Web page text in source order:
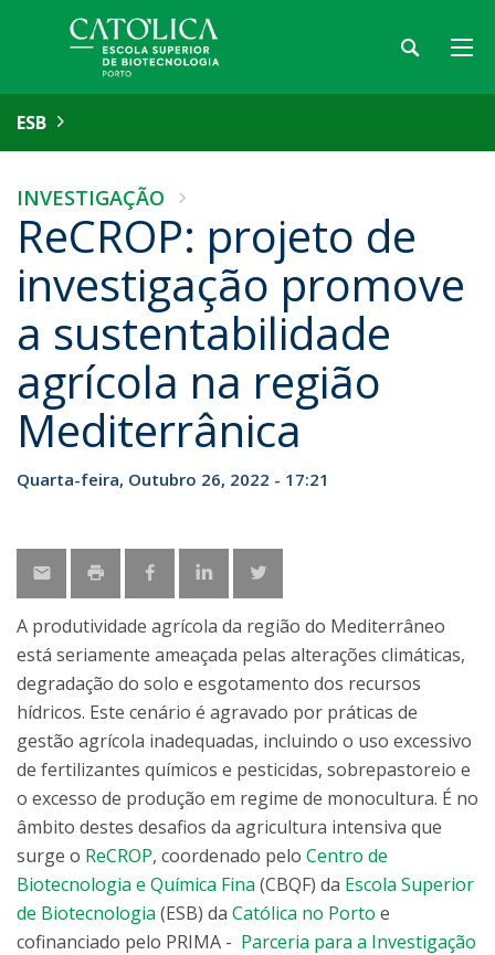
ESB
INVESTIGAÇÃO
ReCROP: projeto de
investigação promove
a sustentabilidade
agrícola na região
Mediterrânica
Quarta-feira, Outubro 26, 2022 - 17:21
A produtividade agrícola da região do Mediterrâneo
está seriamente ameaçada pelas alterações climáticas,
degradação do solo e esgotamento dos recursos
hídricos. Este cenário é agravado por práticas de
gestão agrícola inadequadas, incluindo o uso excessivo
de fertilizantes químicos e pesticidas, sobrepastoreio e
o excesso de produção em regime de monocultura. É no
âmbito destes desafios da agricultura intensiva que
surge o ReCROP, coordenado pelo Centro de
Biotecnologia e Química Fina (CBQF) da Escola Superior
de Biotecnologia (ESB) da Católica no Porto e
cofinanciado pelo PRIMA - Parceria para a Investigação